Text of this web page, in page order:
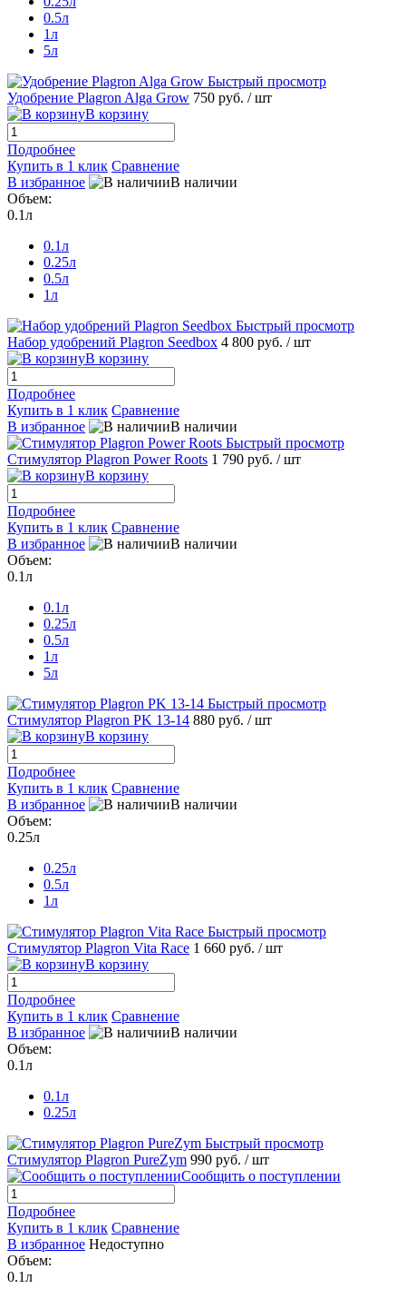
0.5л
1л
5л
Быстрый просмотр
Удобрение Plagron Alga Grow 750 руб. / шт
В корзину
Подробнее
Купить в 1 клик Сравнение
В избранное
В наличии
Объем:
0.1л
0.1л
0.25л
0.5л
1л
Быстрый просмотр
Набор удобрений Plagron Seedbox 4 800 руб. / шт
В корзину
Подробнее
Купить в 1 клик Сравнение
В избранное
В наличии
Быстрый просмотр
Стимулятор Plagron Power Roots 1 790 руб. / шт
В корзину
Подробнее
Купить в 1 клик Сравнение
В избранное
В наличии
Объем:
0.1л
0.1л
0.25л
0.5л
1л
5л
Быстрый просмотр
Стимулятор Plagron PK 13-14 880 руб. / шт
В корзину
Подробнее
Купить в 1 клик Сравнение
В избранное
В наличии
Объем:
0.25л
0.25л
0.5л
1л
Быстрый просмотр
Стимулятор Plagron Vita Race 1 660 руб. / шт
В корзину
Подробнее
Купить в 1 клик Сравнение
В избранное
В наличии
Объем:
0.1л
0.1л
0.25л
Быстрый просмотр
Стимулятор Plagron PureZym 990 руб. / шт
Сообщить о поступлении
Подробнее
Купить в 1 клик Сравнение
В избранное Недоступно
Объем:
0.1л